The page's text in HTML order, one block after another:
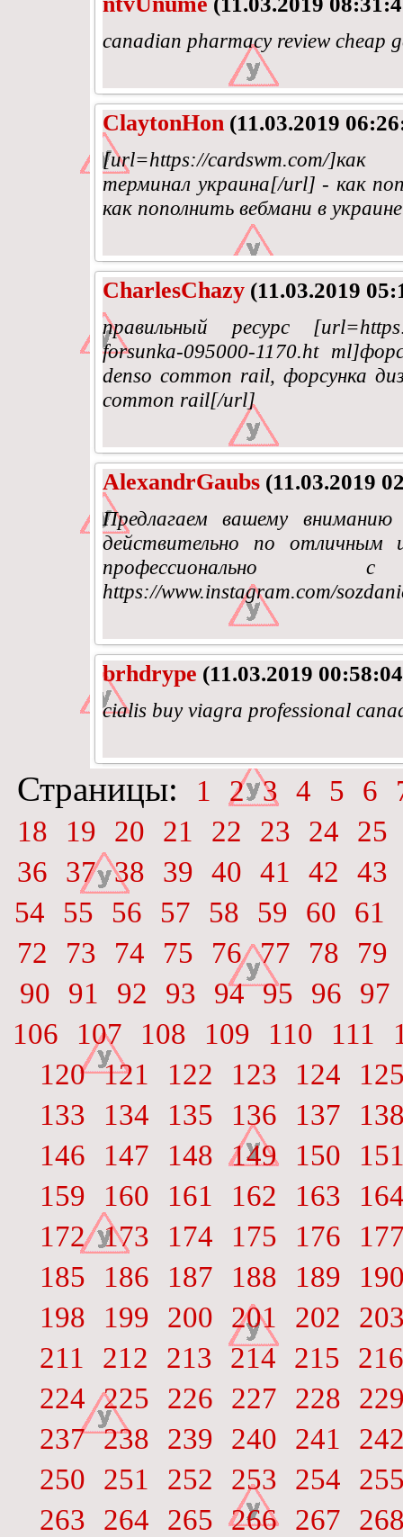
canadian pharmacy review cheap
ClaytonHon (11.03.2019
[url=https://
терминал украина[/url] - как
как пополнить вебмани в
CharlesChazy (11.03.2019
правильный ресурс
forsunka-095000-1170.ht
denso common rail, форсунка
common rail[/url]
AlexandrGaubs (11.03.2019
Предлагаем вашему
действительно по
https://www.instagram.com/
brhdrype (11.03.2019
cialis buy viagra professional
Страницы: 1 2 3 4 5 6
18
19 20 21 22 23 24
25
36
37 38 39 40 41 42
43
54
55 56 57 58 59 60
61
72
73 74 75 76 77 78
79
90
91 92 93 94 95 96
97
106
107 108 109 110 111
120 121 122 123 124
133
134 135 136 137
146
147 148 149 150
159
160 161 162 163
172 173 174 175 176
185
186 187 188 189
198
199 200 201 202
211
212 213 214 215
216
224 225 226 227 228
237 238 239 240 241
250
251 252 253 254
263
264 265 266 267